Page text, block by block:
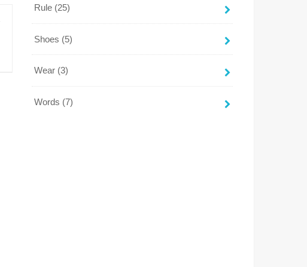
Rule (25)
Shoes (5)
Wear (3)
Words (7)